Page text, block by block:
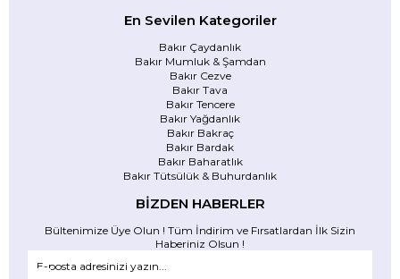
En Sevilen Kategoriler
Bakır Çaydanlık
Bakır Mumluk & Şamdan
Bakır Cezve
Bakır Tava
Bakır Tencere
Bakır Yağdanlık
Bakır Bakraç
Bakır Bardak
Bakır Baharatlık
Bakır Tütsülük & Buhurdanlık
BİZDEN HABERLER
Bültenimize Üye Olun ! Tüm İndirim ve Fırsatlardan İlk Sizin
Haberiniz Olsun !